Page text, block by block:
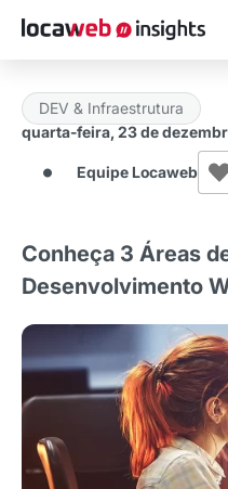
ARTIGOS
MATERIAIS
ESTUDOS
LOCAWEB.COM.BR
DEV & Infraestrutura
quarta-feira, 23 de
Equipe Locaweb
Conheça 3 Áreas
Desenvolvimento